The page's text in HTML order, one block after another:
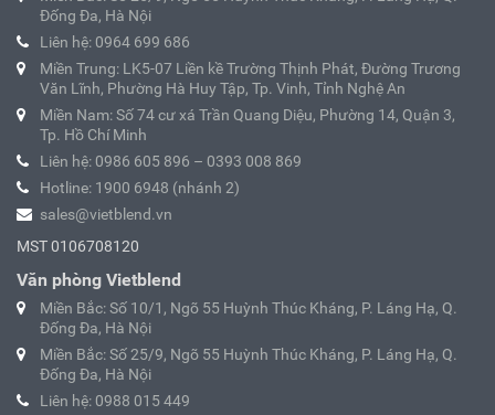
Đống Đa, Hà Nội
Liên hệ: 0964 699 686
Miền Trung: LK5-07 Liền kề Trường Thịnh Phát, Đường Trương
Văn Lĩnh, Phường Hà Huy Tập, Tp. Vinh, Tỉnh Nghệ An
Miền Nam: Số 74 cư xá Trần Quang Diệu, Phường 14, Quận 3,
Tp. Hồ Chí Minh
Liên hệ: 0986 605 896 – 0393 008 869
Hotline: 1900 6948 (nhánh 2)
sales@vietblend.vn
MST 0106708120
Văn phòng Vietblend
Miền Bắc: Số 10/1, Ngõ 55 Huỳnh Thúc Kháng, P. Láng Hạ, Q.
Đống Đa, Hà Nội
Miền Bắc: Số 25/9, Ngõ 55 Huỳnh Thúc Kháng, P. Láng Hạ, Q.
Đống Đa, Hà Nội
Liên hệ: 0988 015 449